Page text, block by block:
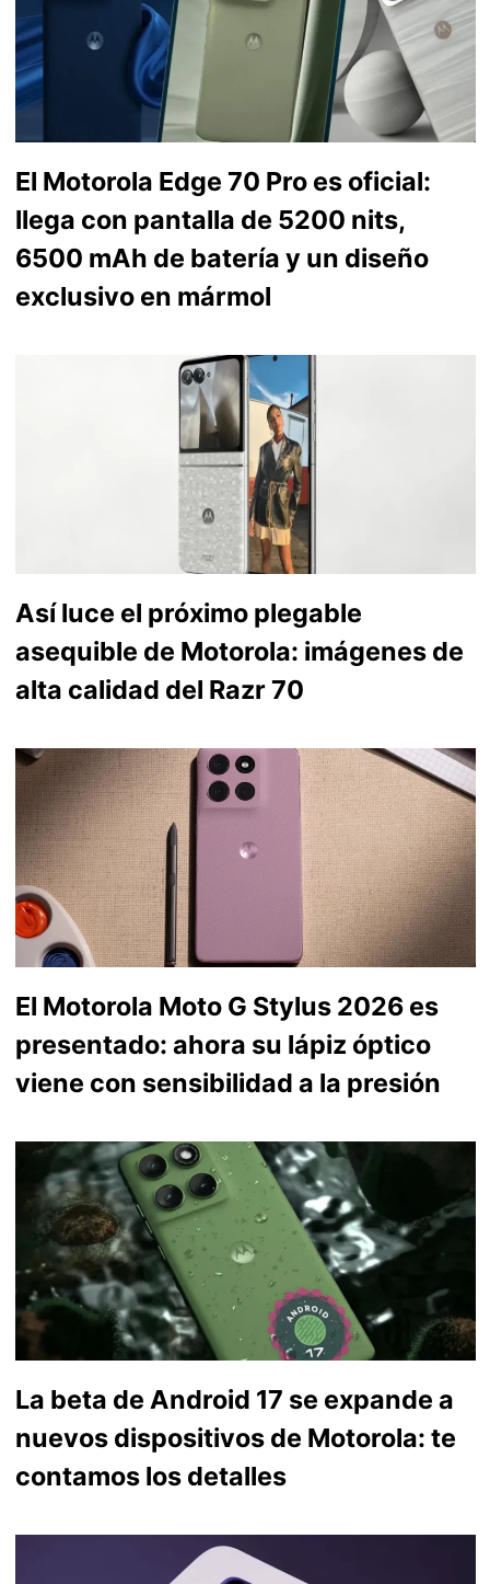
El Motorola Edge 70 Pro es oficial:
llega con pantalla de 5200 nits,
6500 mAh de batería y un diseño
exclusivo en mármol
Así luce el próximo plegable
asequible de Motorola: imágenes de
alta calidad del Razr 70
El Motorola Moto G Stylus 2026 es
presentado: ahora su lápiz óptico
viene con sensibilidad a la presión
La beta de Android 17 se expande a
nuevos dispositivos de Motorola: te
contamos los detalles